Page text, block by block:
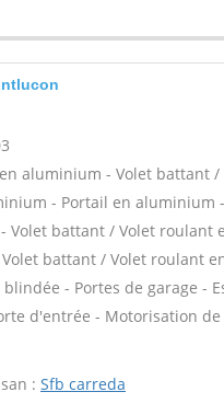
aluminium - Volet battant /
- Portail en aluminium
Volet battant / Volet roulant
Volet battant / Volet roulant
- Portes de garage -
d'entrée - Motorisation
: Sfb carreda